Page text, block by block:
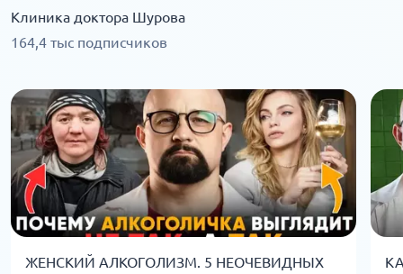
Клиника доктора Шурова
164,4 тыс подписчиков
ЖЕНСКИЙ АЛКОГОЛИЗМ. 5 НЕОЧЕВИДНЫХ